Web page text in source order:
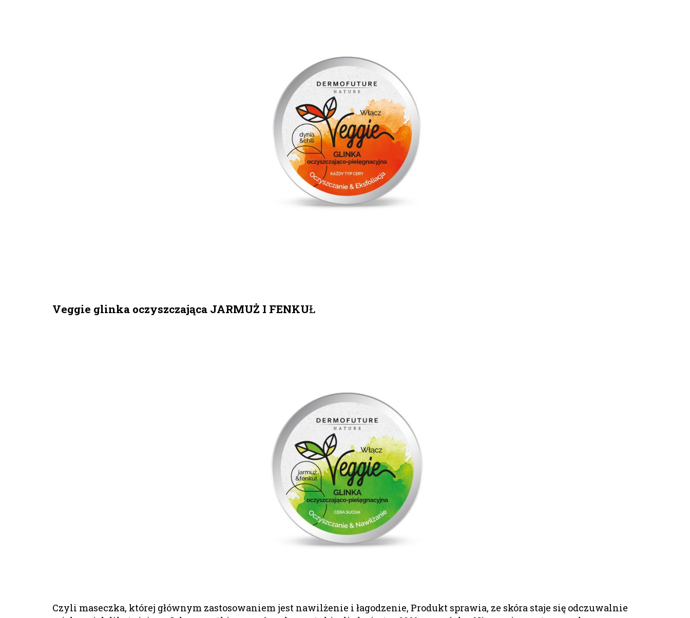
Veggie glinka oczyszczająca JARMUŻ I FENKUŁ
Czyli maseczka, której głównym zastosowaniem jest nawilżenie i łagodzenie, Produkt sprawia, ze skóra staje się odczuwalnie